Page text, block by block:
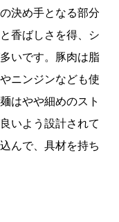
決め手となる部分
香ばしさを得、シ
いです。豚肉は脂
ニンジンなども使
はやや細めのスト
いよう設計されて
んで、具材を持ち